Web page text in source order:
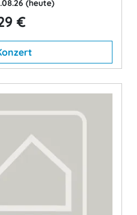
(heute)
€